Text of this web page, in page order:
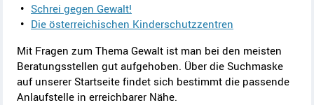
Schrei gegen Gewalt!
Die österreichischen Kinderschutzzentren
Mit Fragen zum Thema Gewalt ist man bei den meisten
Beratungsstellen gut aufgehoben. Über die Suchmaske
auf unserer Startseite findet sich bestimmt die passende
Anlaufstelle in erreichbarer Nähe.